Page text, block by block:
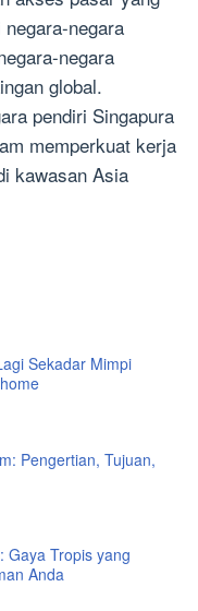
negara
negara
global.
pendiri Singapura
memperkuat kerja
kawasan Asia
Sekadar Mimpi
Pengertian, Tujuan,
Gaya Tropis yang
Anda